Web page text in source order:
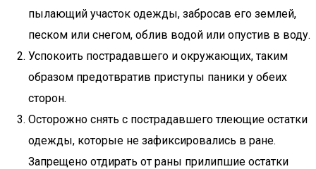
пылающий участок одежды, забросав его землей,
песком или снегом, облив водой или опустив в воду.
Успокоить пострадавшего и окружающих, таким
образом предотвратив приступы паники у обеих
сторон.
Осторожно снять с пострадавшего тлеющие остатки
одежды, которые не зафиксировались в ране.
Запрещено отдирать от раны прилипшие остатки